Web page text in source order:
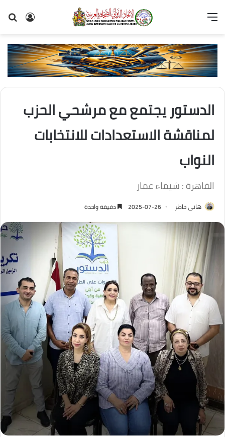
تسجيل
القائمة
الدستور يجتمع مع مرشحي الحزب
لمناقشة الاستعدادات للانتخابات
النواب
القاهرة : شيماء عمار
هانى خاطر 2025-07-26 دقيقة واحدة